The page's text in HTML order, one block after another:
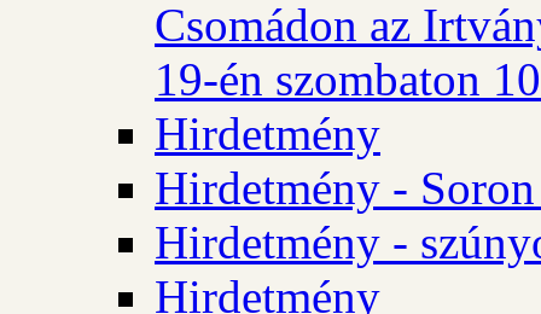
Csomádon az
19-én szombaton
Hirdetmény
Hirdetmény -
Hirdetmény -
Hirdetmény